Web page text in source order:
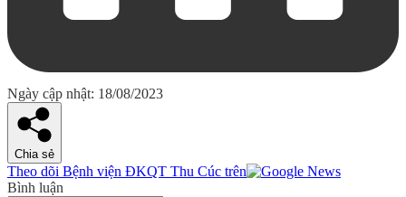
Ngày cập nhật: 18/08/2023
Chia sẻ
Theo dõi Bệnh viện ĐKQT Thu Cúc trên
Bình luận